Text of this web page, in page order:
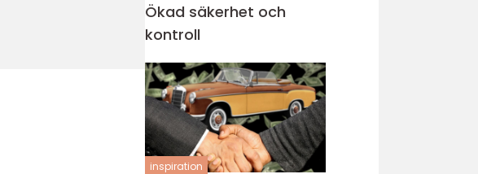
Ökad säkerhet och
kontroll
inspiration